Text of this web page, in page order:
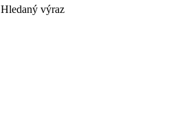
Hledaný výraz